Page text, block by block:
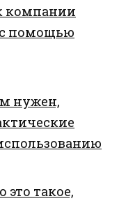
компании
помощью
нужен,
это такое,